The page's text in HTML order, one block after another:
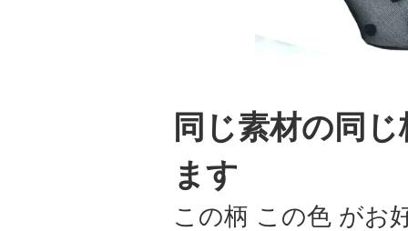
同じ素材の同
ます
この柄 この色 がお